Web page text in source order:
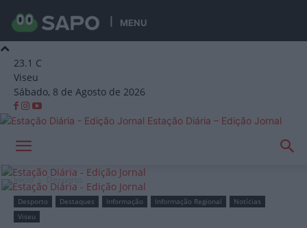
MENU
23.1 C
Viseu
Sábado, 8 de Agosto de 2026
Estação Diária – Edição Jornal
Início Desporto
Desporto Destaques Informação Informação Regional
Notícias
Viseu